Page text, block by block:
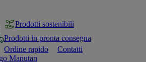
Prodotti sostenibili
Prodotti in pronta consegna
Ordine rapido Contatti